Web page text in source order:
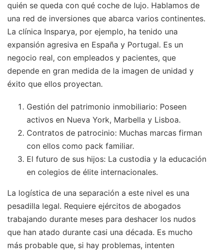
quién se queda con qué coche de lujo. Hablamos de
una red de inversiones que abarca varios continentes.
La clínica Insparya, por ejemplo, ha tenido una
expansión agresiva en España y Portugal. Es un
negocio real, con empleados y pacientes, que
depende en gran medida de la imagen de unidad y
éxito que ellos proyectan.
Gestión del patrimonio inmobiliario: Poseen
activos en Nueva York, Marbella y Lisboa.
Contratos de patrocinio: Muchas marcas firman
con ellos como pack familiar.
El futuro de sus hijos: La custodia y la educación
en colegios de élite internacionales.
La logística de una separación a este nivel es una
pesadilla legal. Requiere ejércitos de abogados
trabajando durante meses para deshacer los nudos
que han atado durante casi una década. Es mucho
más probable que, si hay problemas, intenten